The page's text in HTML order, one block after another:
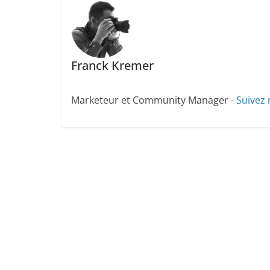
Franck Kremer
Marketeur et Community Manager -Suivez